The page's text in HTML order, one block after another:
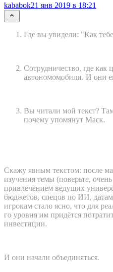
kababok21 янв 2019 в 18:21
Где вы увидели: "Как
Сотрудничество, где как
автономомобили. И они
Вы читали мой текст?
почему упомянут Маск.
Скажу явным текстом: после
изучения темы (поверьте,
привлечением ведущих
бюджетов, спецов по ИИ,
игрокам стало ясно, что для
го уровня им придётся
инвестиции.
И они начали объединяться.